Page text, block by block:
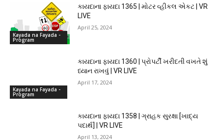
Kayada na Fayada -
Program
કાયદાના ફાયદા 1365 | મોટર વ્હીકલ એકટ | VR
LIVE
April 25, 2024
Kayada na Fayada -
Program
કાયદાના ફાયદા 1360 | પ્રોપર્ટી ખરીદતી વખતે શું
ધ્યાન રાખવું | VR LIVE
April 17, 2024
કાયદાના ફાયદા 1358 | ગ્રાહક સુરક્ષા [ખાદ્ય
પદાર્થ] | VR LIVE
April 13, 2024